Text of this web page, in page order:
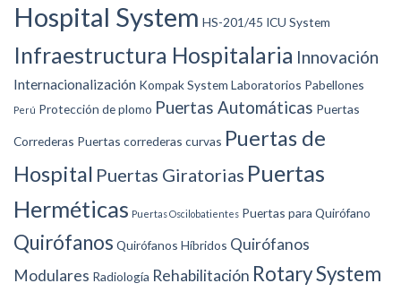
Hospital System HS-201/45 ICU System
Infraestructura Hospitalaria Innovación
Internacionalización Kompak System Laboratorios Pabellones
Perú Protección de plomo Puertas Automáticas Puertas
Correderas Puertas correderas curvas Puertas de
Hospital Puertas Giratorias Puertas
Herméticas Puertas Oscilobatientes Puertas para Quirófano
Quirófanos Quirófanos Híbridos Quirófanos
Modulares Radiología Rehabilitación Rotary System